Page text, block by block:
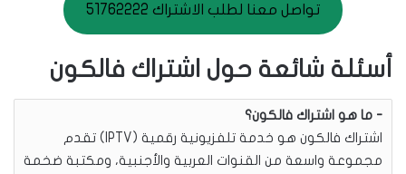
تواصل معنا لطلب الاشتراك 51762222
أسئلة شائعة حول اشتراك فالكون
ما هو اشتراك فالكون؟
اشتراك فالكون هو خدمة تلفزيونية رقمية (IPTV) تقدم
مجموعة واسعة من القنوات العربية والأجنبية، ومكتبة ضخمة